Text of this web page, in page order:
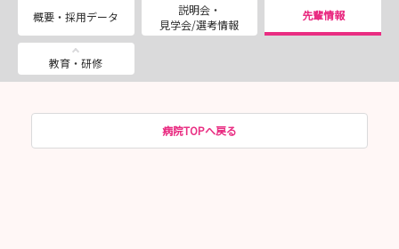
概要・採用データ
説明会・
見学会/選考情報
先輩情報
教育・研修
病院TOPへ戻る